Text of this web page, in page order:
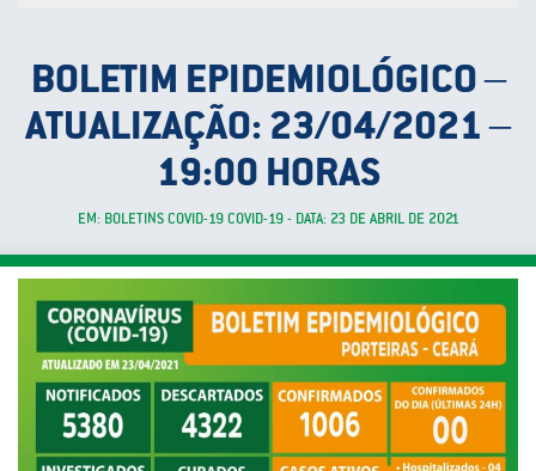
BOLETIM EPIDEMIOLÓGICO –
ATUALIZAÇÃO: 23/04/2021 –
19:00 HORAS
EM: BOLETINS COVID-19 COVID-19 - DATA: 23 DE ABRIL DE 2021